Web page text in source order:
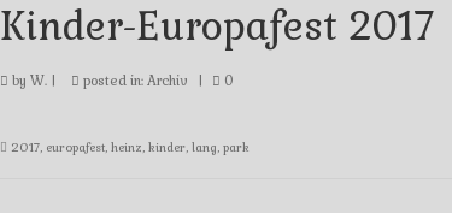
Kinder-Europafest 2017
by W.| posted in: Archiv 0
2017, europafest, heinz, kinder, lang, park